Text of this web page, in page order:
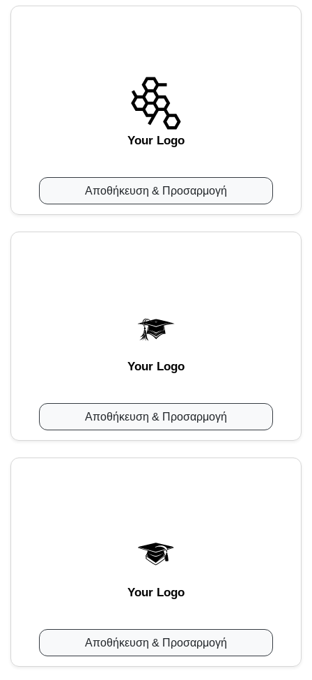
Your Logo
Αποθήκευση & Προσαρμογή
Your Logo
Αποθήκευση & Προσαρμογή
Your Logo
Αποθήκευση & Προσαρμογή